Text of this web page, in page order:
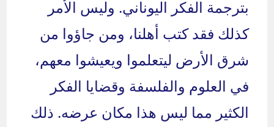
بترجمة الفكر اليوناني. وليس الأمر
كذلك فقد كتب أهلنا، ومن جاؤوا من
شرق الأرض ليتعلموا ويعيشوا معهم،
في العلوم والفلسفة وقضايا الفكر
الكثير مما ليس هذا مكان عرضه. ذلك